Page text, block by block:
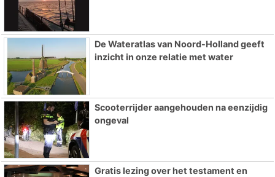
De Wateratlas van Noord-Holland geeft
inzicht in onze relatie met water
Scooterrijder aangehouden na eenzijdig
ongeval
Gratis lezing over het testament en